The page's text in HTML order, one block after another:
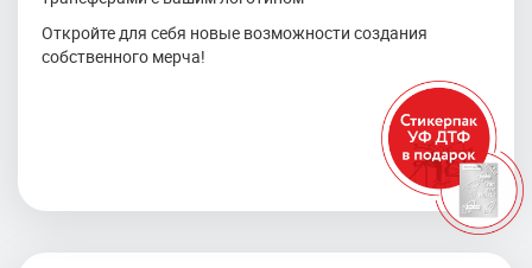
Откройте для себя новые возможности создания
собственного мерча!